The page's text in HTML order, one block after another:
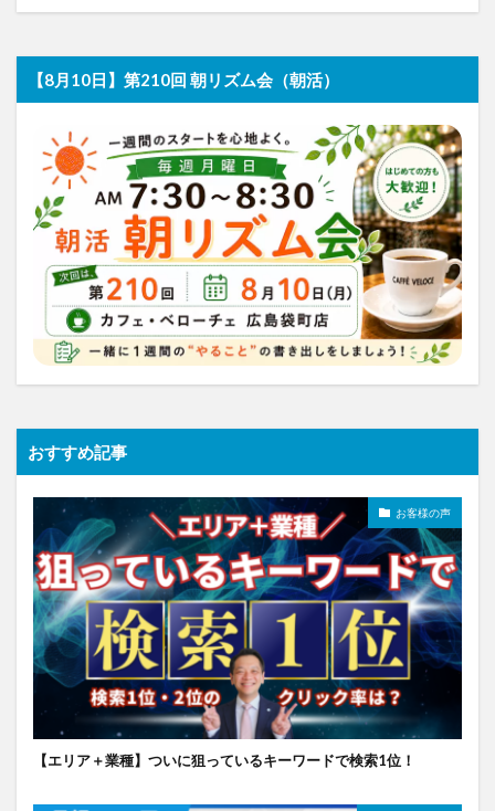
【8月10日】第210回 朝リズム会（朝活）
おすすめ記事
お客様の声
【エリア＋業種】ついに狙っているキーワードで検索1位！